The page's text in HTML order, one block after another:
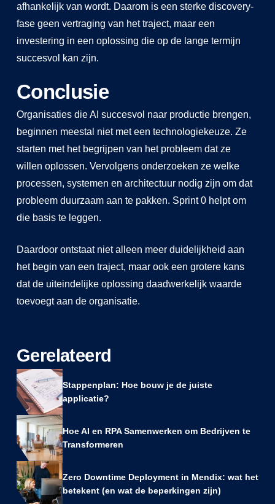
afhankelijk van wordt. Daarom is een sterke discovery-
fase geen vertraging van het traject, maar een
investering in een oplossing die op de lange termijn
succesvol kan zijn.
Conclusie
Organisaties die AI succesvol naar productie brengen,
beginnen meestal niet met een technologiekeuze. Ze
starten met het begrijpen van het probleem dat ze
willen oplossen. Vervolgens onderzoeken ze welke
processen, systemen en architectuur nodig zijn om dat
probleem duurzaam aan te pakken. Sprint 0 helpt om
die basis te leggen.
Daardoor ontstaat niet alleen meer duidelijkheid aan
het begin van een traject, maar ook een grotere kans
dat de uiteindelijke oplossing daadwerkelijk waarde
toevoegt aan de organisatie.
Gerelateerd
Stappenplan: Hoe bouw je de juiste
applicatie?
Hoe AI en RPA Samenwerken om Bedrijven te
Transformeren
Zero Downtime Deployment in Mendix: wat het
betekent (en wat de beperkingen zijn)